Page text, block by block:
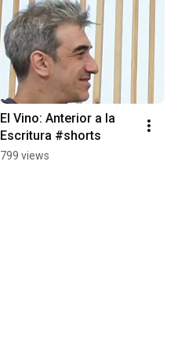
El Vino: Anterior a la
Escritura #shorts
799 views